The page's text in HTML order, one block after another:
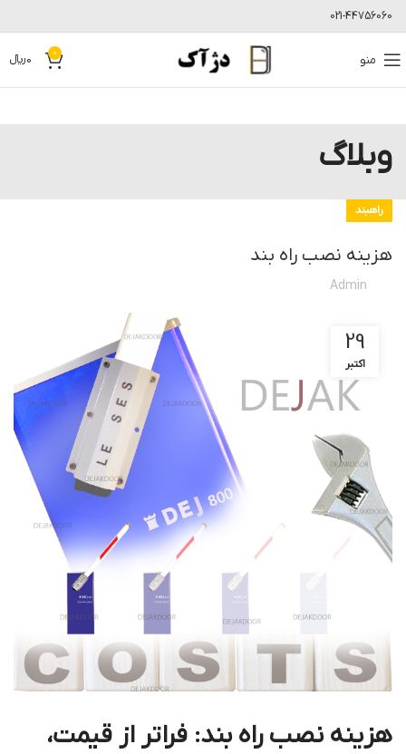
021-44756060
منو 0
0﷼
وبلاگ
راهبند
هزینه نصب راه بند
Admin
29
اکتبر
هزینه نصب راه بند: فراتر از قیمت،